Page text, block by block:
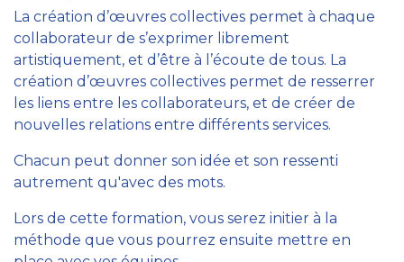
La création d’œuvres collectives permet à chaque
collaborateur de s’exprimer librement
artistiquement, et d’être à l’écoute de tous. La
création d’œuvres collectives permet de resserrer
les liens entre les collaborateurs, et de créer de
nouvelles relations entre différents services.
Chacun peut donner son idée et son ressenti
autrement qu'avec des mots.
Lors de cette formation, vous serez initier à la
méthode que vous pourrez ensuite mettre en